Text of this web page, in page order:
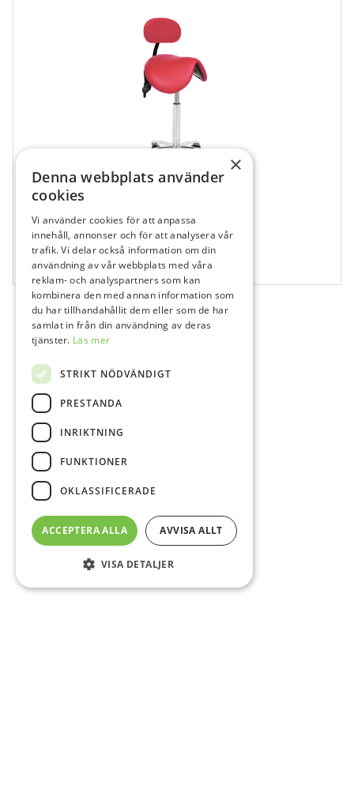
129501
Support – Lite Mini – PG2-S
1 st
×
Denna webbplats använder
cookies
Vi använder cookies för att anpassa
innehåll, annonser och för att analysera vår
trafik. Vi delar också information om din
användning av vår webbplats med våra
reklam- och analyspartners som kan
kombinera den med annan information som
du har tillhandahållit dem eller som de har
samlat in från din användning av deras
tjänster. Läs mer
STRIKT NÖDVÄNDIGT
PRESTANDA
INRIKTNING
FUNKTIONER
OKLASSIFICERADE
ACCEPTERA ALLA AVVISA ALLT
VISA DETALJER